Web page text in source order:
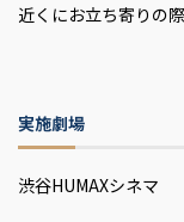
近くにお立ち寄りの
実施劇場
渋谷HUMAXシネマ